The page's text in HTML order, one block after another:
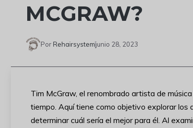
MCGRAW?
Por Rehairsystemjunio 28, 2023
Tim McGraw, el renombrado artista de
tiempo. Aquí tiene como objetivo explorar los
determinar cuál sería el mejor para él. Al